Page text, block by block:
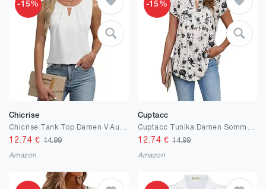
-15%
Chicrise
12.74 €14.99
Amazon
-15%
Cuptacc
12.74 € 14.99
Amazon